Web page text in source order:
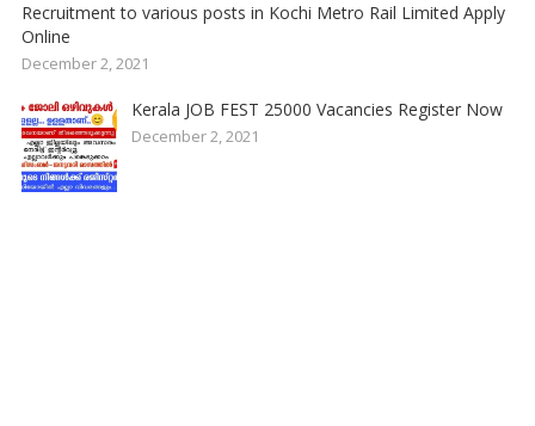
Recruitment to various posts in Kochi Metro Rail Limited Apply
Online
December 2, 2021
Kerala JOB FEST 25000 Vacancies Register Now
December 2, 2021